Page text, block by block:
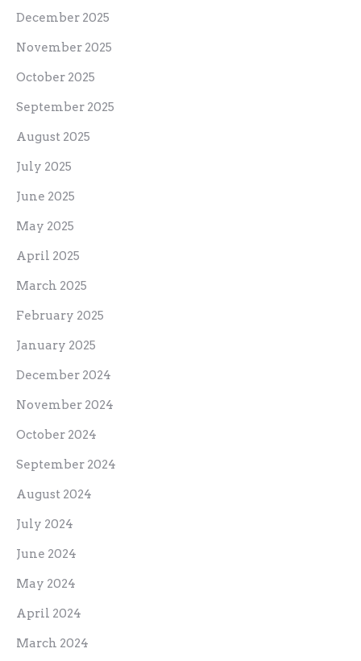
December 2025
November 2025
October 2025
September 2025
August 2025
July 2025
June 2025
May 2025
April 2025
March 2025
February 2025
January 2025
December 2024
November 2024
October 2024
September 2024
August 2024
July 2024
June 2024
May 2024
April 2024
March 2024